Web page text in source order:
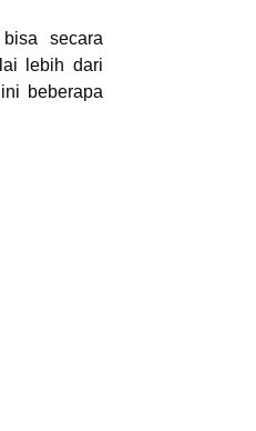
secara
lebih dari
beberapa